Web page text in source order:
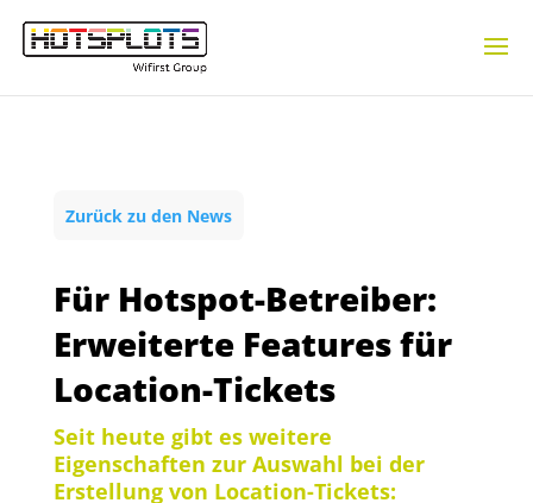
Zurück zu den News
Für Hotspot-Betreiber:
Erweiterte Features für
Location-Tickets
Seit heute gibt es weitere
Eigenschaften zur Auswahl bei der
Erstellung von Location-Tickets: